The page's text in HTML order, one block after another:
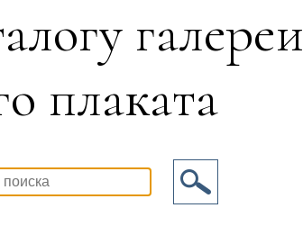
галереи
плаката